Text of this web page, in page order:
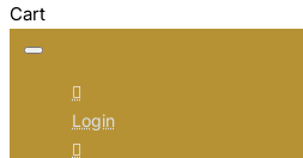
Cart
Login